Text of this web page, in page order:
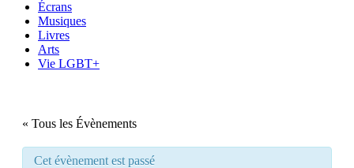
Écrans
Musiques
Livres
Arts
Vie LGBT+
« Tous les Évènements
Cet évènement est passé